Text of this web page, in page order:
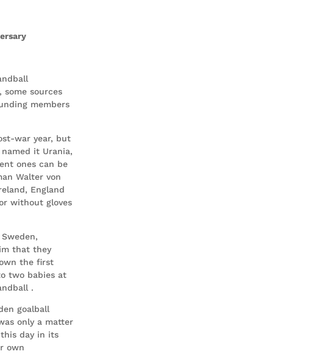
sources
members
war year, but
it Urania,
ones can be
Walter von
England
without gloves
that they
the first
two babies at
.
goalball
only a matter
day in its
own